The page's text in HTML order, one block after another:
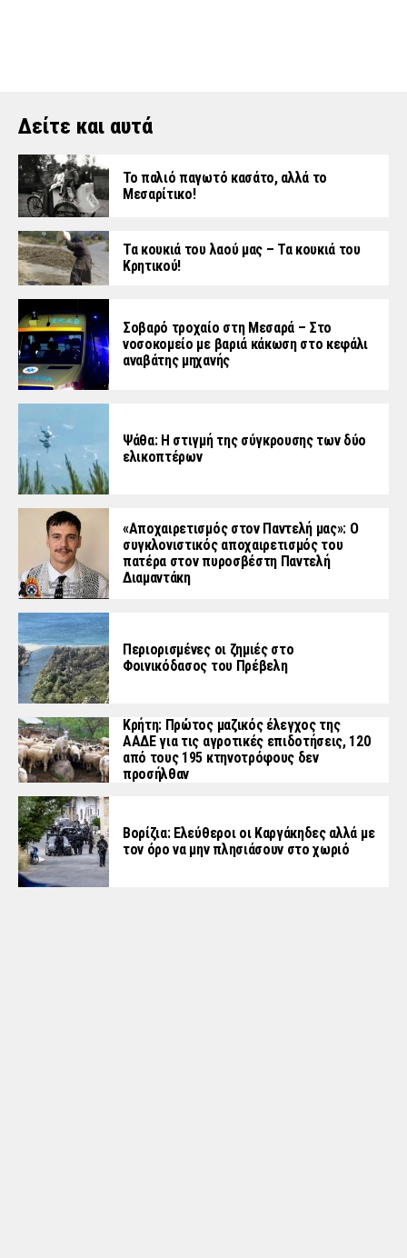
Δείτε και αυτά
Το παλιό παγωτό κασάτο, αλλά το
Μεσαρίτικο!
Τα κουκιά του λαού μας – Τα κουκιά του
Κρητικού!
Σοβαρό τροχαίο στη Μεσαρά – Στο
νοσοκομείο με βαριά κάκωση στο κεφάλι
αναβάτης μηχανής
Ψάθα: Η στιγμή της σύγκρουσης των δύο
ελικοπτέρων
«Aποχαιρετισμός στον Παντελή μας»: Ο
συγκλονιστικός αποχαιρετισμός του
πατέρα στον πυροσβέστη Παντελή
Διαμαντάκη
Περιορισμένες οι ζημιές στο
Φοινικόδασος του Πρέβελη
Κρήτη: Πρώτος μαζικός έλεγχος της
ΑΑΔΕ για τις αγροτικές επιδοτήσεις, 120
από τους 195 κτηνοτρόφους δεν
προσήλθαν
Βορίζια: Ελεύθεροι οι Καργάκηδες αλλά με
τον όρο να μην πλησιάσουν στο χωριό